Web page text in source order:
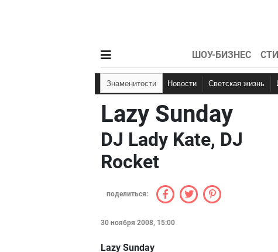
ШОУ-БИЗНЕС
Знаменитости Новости Светская жизнь
Lazy Sunday
DJ Lady Kate, DJ
Rocket
поделиться:
30 ноября 2008, 15:00
Lazy Sunday